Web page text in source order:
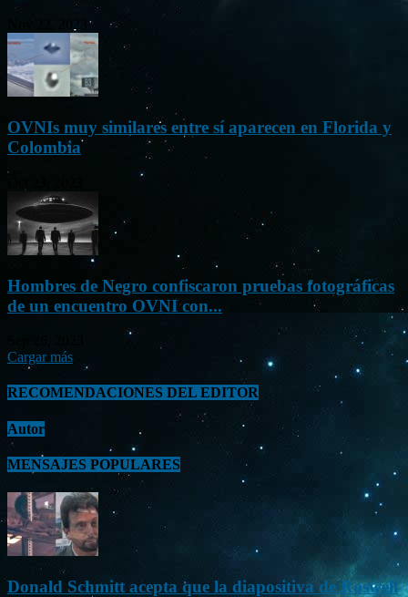
OVNIs muy similares entre sí aparecen en Florida y
Colombia
Hombres de Negro confiscaron pruebas fotográficas
de un encuentro OVNI con...
Cargar más
RECOMENDACIONES DEL EDITOR
Autor
MENSAJES POPULARES
Donald Schmitt acepta que la diapositiva de Roswell